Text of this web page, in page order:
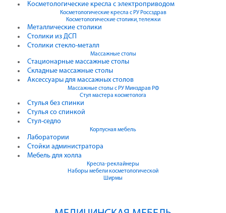
Косметологические кресла с электроприводом
Косметологические кресла с РУ Россздрав
Косметологические столики, тележки
Металлические столики
Столики из ДСП
Столики стекло-металл
Массажные столы
Стационарные массажные столы
Складные массажные столы
Аксессуары для массажных столов
Массажные столы с РУ Минздрав РФ
Стул мастера косметолога
Стулья без спинки
Стулья со спинкой
Стул-седло
Корпусная мебель
Лаборатории
Стойки администратора
Мебель для холла
Кресла-реклайнеры
Наборы мебели косметологической
Ширмы